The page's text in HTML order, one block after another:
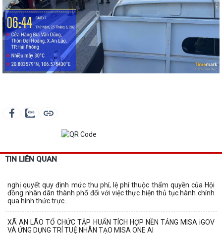
TIN LIÊN QUAN
nghị quyết quy định mức thu phí, lệ phí thuộc thẩm quyền của Hội
đồng nhân dân thành phố đối với việc thực hiện thủ tục hành chính
qua hình thức trực...
XÃ AN LÃO TỔ CHỨC TẬP HUẤN TÍCH HỢP NỀN TẢNG MISA iGOV
VÀ ỨNG DỤNG TRÍ TUỆ NHÂN TẠO MISA ONE AI